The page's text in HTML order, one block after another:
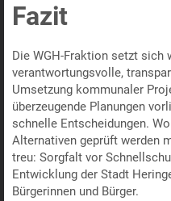
Fazit
Die WGH-Fraktion setzt sich
verantwortungsvolle,
Umsetzung kommunaler
überzeugende Planungen
schnelle Entscheidungen.
Alternativen geprüft werden
treu: Sorgfalt vor
Entwicklung der Stadt
Bürgerinnen und Bürger.